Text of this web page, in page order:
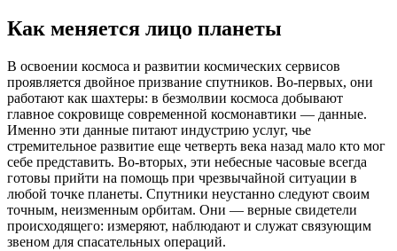
Как меняется лицо планеты
В освоении космоса и развитии космических сервисов
проявляется двойное призвание спутников. Во‑первых, они
работают как шахтеры: в безмолвии космоса добывают
главное сокровище современной космонавтики — данные.
Именно эти данные питают индустрию услуг, чье
стремительное развитие еще четверть века назад мало кто мог
себе представить. Во‑вторых, эти небесные часовые всегда
готовы прийти на помощь при чрезвычайной ситуации в
любой точке планеты. Спутники неустанно следуют своим
точным, неизменным орбитам. Они — верные свидетели
происходящего: измеряют, наблюдают и служат связующим
звеном для спасательных операций.